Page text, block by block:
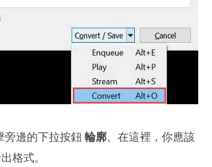
旁邊的下拉按鈕 輪廓。在這裡，你應該
格式。